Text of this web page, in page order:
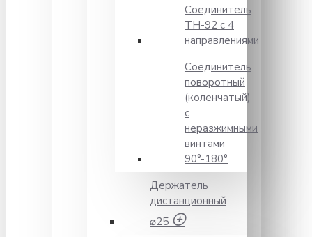
Соединитель
TH-92 с 4
направлениями
Соединитель
поворотный
(коленчатый)
с
неразжимными
винтами
90°-180°
Держатель
дистанционный
⌀25